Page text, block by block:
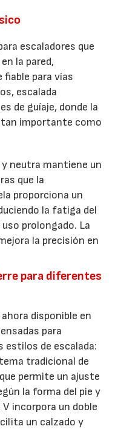
escaladores que
la pared,
para vías
escalada
de guíaje, donde la
tan importante como
y neutra mantiene un
que la
proporciona un
la fatiga del
prolongado. La
la precisión en
para diferentes
disponible en
para
estilos de escalada:
tradicional de
permite un ajuste
la forma del pie y
incorpora un doble
un calzado y